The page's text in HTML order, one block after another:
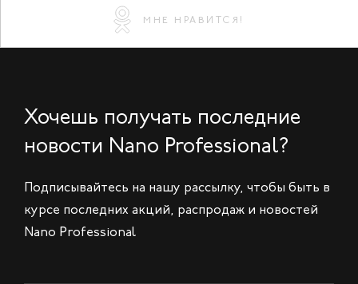
МНЕ НРАВИТСЯ!
Хочешь получать последние
новости Nano Professional?
Подписывайтесь на нашу рассылку, чтобы быть в
курсе последних акций, распродаж и новостей
Nano Professional